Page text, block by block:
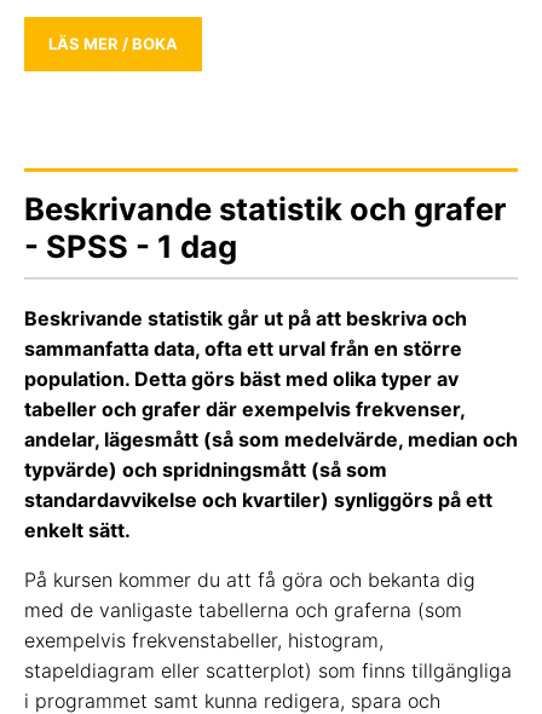
LÄS MER / BOKA
Beskrivande statistik och grafer
- SPSS - 1 dag
Beskrivande statistik går ut på att beskriva och
sammanfatta data, ofta ett urval från en större
population. Detta görs bäst med olika typer av
tabeller och grafer där exempelvis frekvenser,
andelar, lägesmått (så som medelvärde, median och
typvärde) och spridningsmått (så som
standardavvikelse och kvartiler) synliggörs på ett
enkelt sätt.
På kursen kommer du att få göra och bekanta dig
med de vanligaste tabellerna och graferna (som
exempelvis frekvenstabeller, histogram,
stapeldiagram eller scatterplot) som finns tillgängliga
i programmet samt kunna redigera, spara och